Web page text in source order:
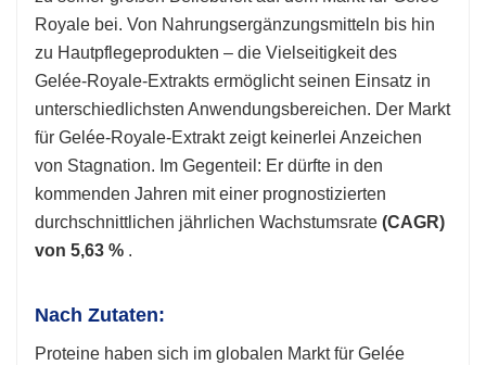
Royale bei. Von Nahrungsergänzungsmitteln bis hin
zu Hautpflegeprodukten – die Vielseitigkeit des
Gelée-Royale-Extrakts ermöglicht seinen Einsatz in
unterschiedlichsten Anwendungsbereichen. Der Markt
für Gelée-Royale-Extrakt zeigt keinerlei Anzeichen
von Stagnation. Im Gegenteil: Er dürfte in den
kommenden Jahren mit einer prognostizierten
durchschnittlichen jährlichen Wachstumsrate (CAGR)
von 5,63 % .
Nach Zutaten:
Proteine ​​haben sich im globalen Markt für Gelée